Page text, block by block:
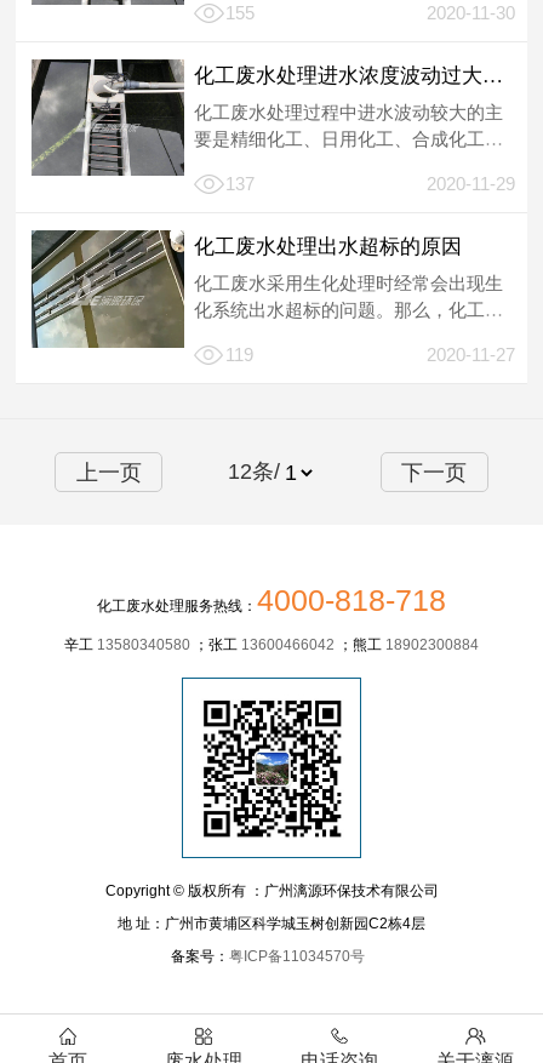
直是工业...
155 2020-11-30
化工废水处理进水浓度波动过大怎么办
化工废水处理过程中进水波动较大的主
要是精细化工、日用化工、合成化工等
的设计和...
137 2020-11-29
化工废水处理出水超标的原因
化工废水采用生化处理时经常会出现生
化系统出水超标的问题。那么，化工废
上升导致...
119 2020-11-27
上一页 12条/ 下一页
化工废水处理服务热线： 4000-818-718
辛工 13580340580 ；张工 13600466042 ；熊工 18902300884
Copyright © 版权所有 ：广州漓源环保技术有限公司
地 址：广州市黄埔区科学城玉树创新园C2栋4层
备案号： 粤ICP备11034570号